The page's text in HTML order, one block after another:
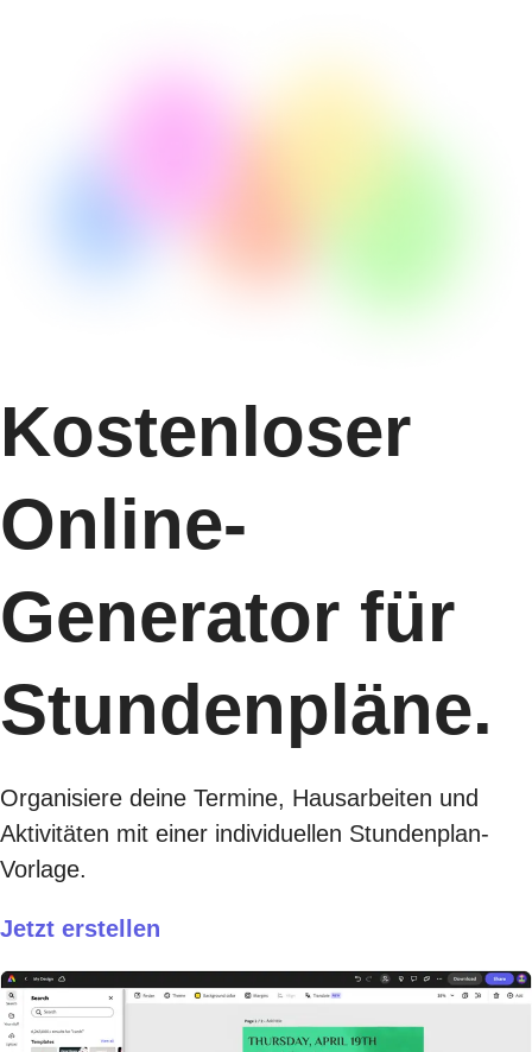
Kostenloser
Online-
Generator für
Stundenpläne.
Organisiere deine Termine, Hausarbeiten und
Aktivitäten mit einer individuellen Stundenplan-
Vorlage.
Jetzt erstellen